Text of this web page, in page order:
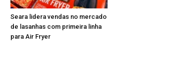
Seara lidera vendas no mercado
de lasanhas com primeira linha
para Air Fryer